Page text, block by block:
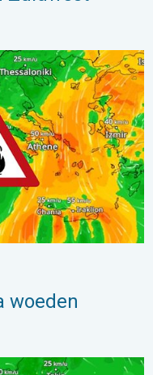
Hitte en veel
woeden
regen en wind. . .